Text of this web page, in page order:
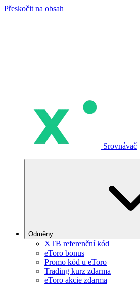
Přeskočit na obsah
Srovnávač
Odměny
XTB referenční kód
eToro bonus
Promo kód u eToro
Trading kurz zdarma
eToro akcie zdarma